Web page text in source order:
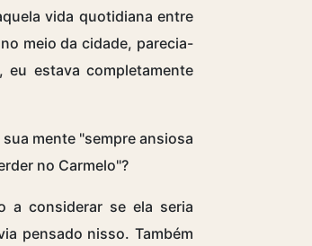
vida quotidiana entre
meio da cidade, parecia-
estava completamente
mente "sempre ansiosa
no Carmelo"?
a considerar se ela seria
pensado nisso. Também